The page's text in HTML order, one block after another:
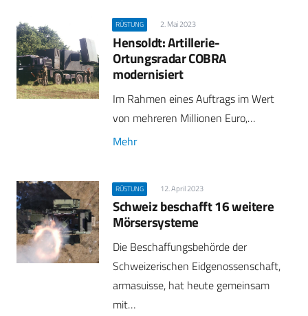
RÜSTUNG 2. Mai 2023
Hensoldt: Artillerie-
Ortungsradar COBRA
modernisiert
Im Rahmen eines Auftrags im Wert
von mehreren Millionen Euro,…
Mehr
RÜSTUNG 12. April 2023
Schweiz beschafft 16 weitere
Mörsersysteme
Die Beschaffungsbehörde der
Schweizerischen Eidgenossenschaft,
armasuisse, hat heute gemeinsam
mit…